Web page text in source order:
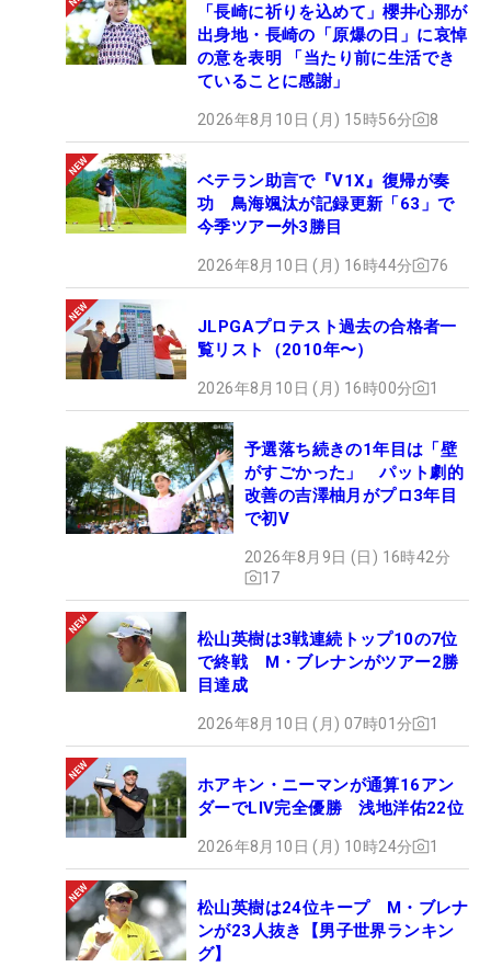
「長崎に祈りを込めて」櫻井心那が
出身地・長崎の「原爆の日」に哀悼
の意を表明 「当たり前に生活でき
ていることに感謝」
2026年8月10日 (月) 15時56分 8
ベテラン助言で『V1X』復帰が奏
功 鳥海颯汰が記録更新「63」で
今季ツアー外3勝目
2026年8月10日 (月) 16時44分 76
JLPGAプロテスト過去の合格者一
覧リスト（2010年〜）
2026年8月10日 (月) 16時00分 1
予選落ち続きの1年目は「壁
がすごかった」 パット劇的
改善の吉澤柚月がプロ3年目
で初V
2026年8月9日 (日) 16時42分
17
松山英樹は3戦連続トップ10の7位
で終戦 M・ブレナンがツアー2勝
目達成
2026年8月10日 (月) 07時01分 1
ホアキン・ニーマンが通算16アン
ダーでLIV完全優勝 浅地洋佑22位
2026年8月10日 (月) 10時24分 1
松山英樹は24位キープ M・ブレナ
ンが23人抜き【男子世界ランキン
グ】